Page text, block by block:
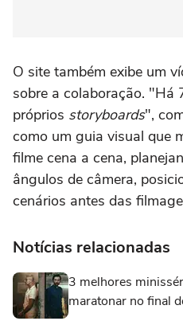
O site também exibe um
sobre a colaboração. "Há
próprios storyboards",
como um guia visual que
filme cena a cena,
ângulos de câmera,
cenários antes das
Notícias relacionadas
3 melhores
maratonar no final